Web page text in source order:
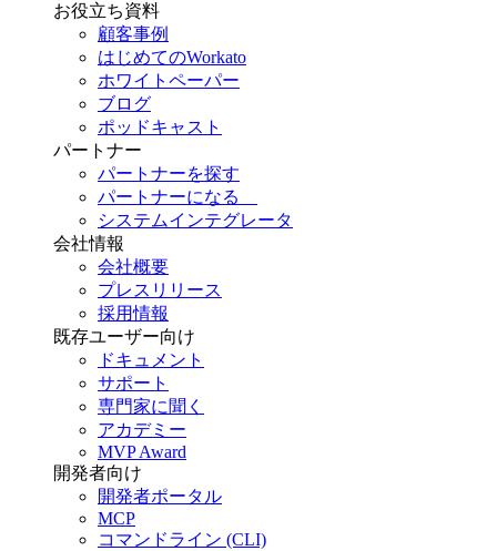
お役立ち資料
顧客事例
はじめてのWorkato
ホワイトペーパー
ブログ
ポッドキャスト
パートナー
パートナーを探す
パートナーになる
システムインテグレータ
会社情報
会社概要
プレスリリース
採用情報
既存ユーザー向け
ドキュメント
サポート
専門家に聞く
アカデミー
MVP Award
開発者向け
開発者ポータル
MCP
コマンドライン (CLI)